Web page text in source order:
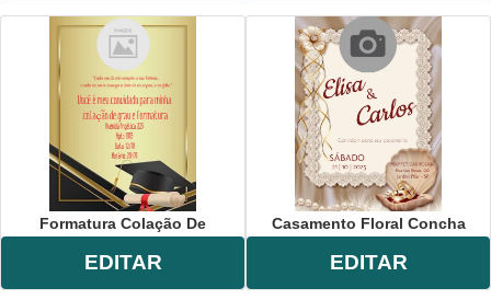
Formatura Colação De
EDITAR
Casamento Floral Concha
EDITAR